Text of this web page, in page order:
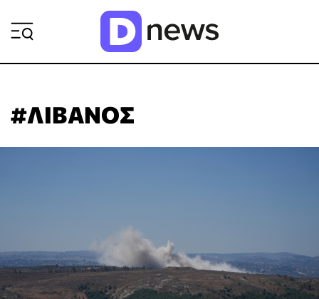
#ΛΙΒΑΝΟΣ